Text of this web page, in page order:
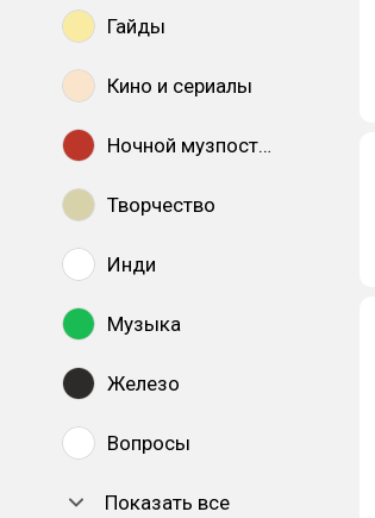
Гайды
Кино и сериалы
Ночной музпостинг
Творчество
Инди
Музыка
Железо
Вопросы
Показать все